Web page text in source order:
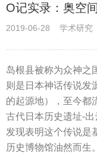
​O记实录：奥空
2019-06-28 学术研究
岛根县被称为众神之
则是日本神话传说发
的起源地），至今都
古代日本历史遗址-
发现表明这个传说是
历史博物馆油然而生